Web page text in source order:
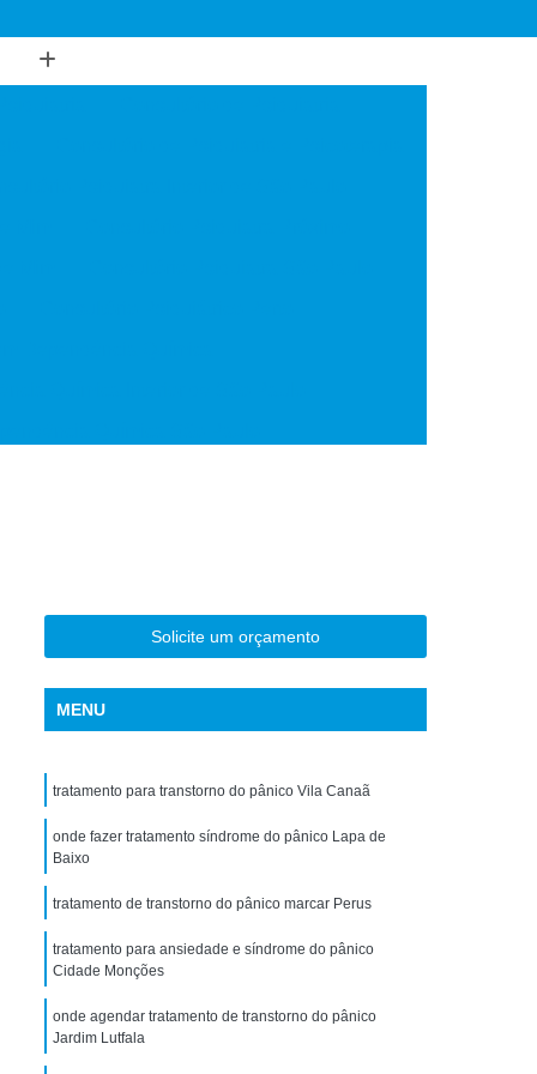
de Uso de Drogas Sintéticas
de Uso de álcool
de Uso de Maconha
de Uso de Metanfetamina
de Uso de Substância
de Uso de êxtase
Tratamento Crise de Ansiedade
Tratamento para Ansiedade e Depressão
Interior de São Paulo
Transtorno de Ansiedade
Solicite um orçamento
MENU
tratamento para transtorno do pânico Vila Canaã
onde fazer tratamento síndrome do pânico Lapa de
Baixo
tratamento de transtorno do pânico marcar Perus
tratamento para ansiedade e síndrome do pânico
Cidade Monções
onde agendar tratamento de transtorno do pânico
Jardim Lutfala